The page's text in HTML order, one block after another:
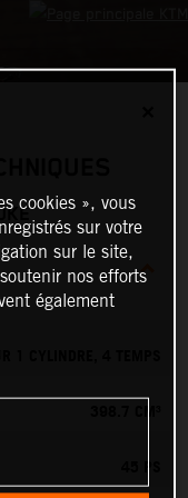
1 CYLINDRE, 4 TEMPS
cookies », vous
sur votre
sur le site,
nos efforts
également